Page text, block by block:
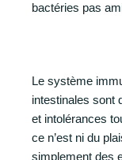
bactéries pas
Le système
intestinales sont
et intolérances
ce n’est ni du
simplement des